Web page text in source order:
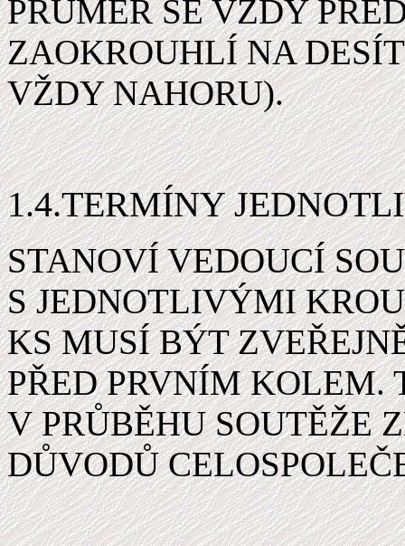
PRŮMĚR SE VŽDY
ZAOKROUHLÍ NA
VŽDY NAHORU).
1.4.TERMÍNY
STANOVÍ VEDOUCÍ
S JEDNOTLIVÝMI
KS MUSÍ BÝT
PŘED PRVNÍM
V PRŮBĚHU SOUTĚŽE
DŮVODŮ